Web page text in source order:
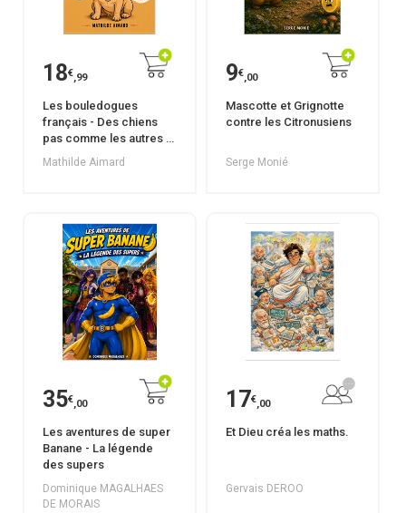
18€,99
Les bouledogues
français - Des chiens
pas comme les autres -
Tome 3
Mathilde Aimard
9€,00
Mascotte et Grignotte
contre les Citronusiens
Serge Monié
35€,00
Les aventures de super
Banane - La légende
des supers
Dominique MAGALHAES
DE MORAIS
17€,00
Et Dieu créa les maths.
Gervais DEROO